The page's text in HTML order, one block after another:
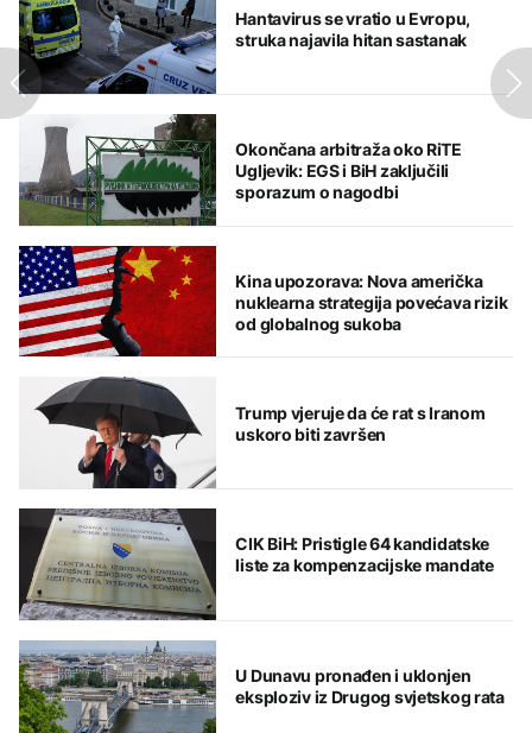
Hantavirus se vratio u Evropu,
struka najavila hitan sastanak
Okončana arbitraža oko RiTE
Ugljevik: EGS i BiH zaključili
sporazum o nagodbi
Kina upozorava: Nova američka
nuklearna strategija povećava rizik
od globalnog sukoba
Trump vjeruje da će rat s Iranom
uskoro biti završen
CIK BiH: Pristigle 64 kandidatske
liste za kompenzacijske mandate
U Dunavu pronađen i uklonjen
eksploziv iz Drugog svjetskog rata